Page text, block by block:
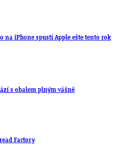
na iPhone spustí Apple ešte tento rok
s obalem plným vášně
Factory